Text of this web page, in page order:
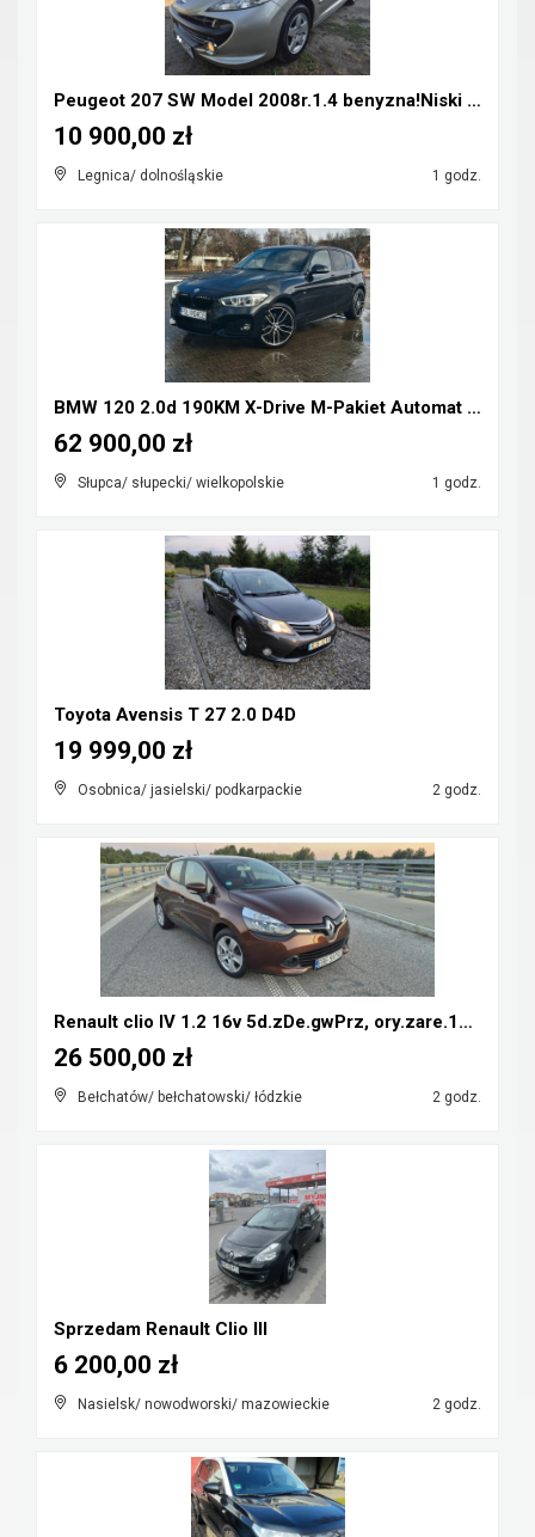
Peugeot 207 SW Model 2008r.1.4 benyzna!Niski Przeb...
Legnica/ dolnośląskie 1 godz.
10 900,00 zł
BMW 120 2.0d 190KM X-Drive M-Pakiet Automat FULL L...
Słupca/ słupecki/ wielkopolskie 1 godz.
62 900,00 zł
Toyota Avensis T 27 2.0 D4D
Osobnica/ jasielski/ podkarpackie 2 godz.
19 999,00 zł
Renault clio IV 1.2 16v 5d.zDe.gwPrz, ory.zare.134...
Bełchatów/ bełchatowski/ łódzkie 2 godz.
26 500,00 zł
Sprzedam Renault Clio III
Nasielsk/ nowodworski/ mazowieckie 2 godz.
6 200,00 zł